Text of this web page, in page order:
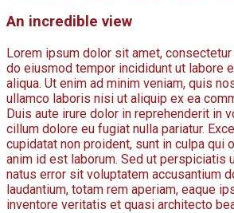
An incredible view
Lorem ipsum dolor sit amet,
do eiusmod tempor incididunt ut labore
aliqua. Ut enim ad minim veniam, quis
ullamco laboris nisi ut aliquip ex ea
Duis aute irure dolor in reprehenderit in
cillum dolore eu fugiat nulla pariatur.
cupidatat non proident, sunt in culpa qui
anim id est laborum. Sed ut perspiciatis
natus error sit voluptatem accusantium
laudantium, totam rem aperiam, eaque
inventore veritatis et quasi architecto